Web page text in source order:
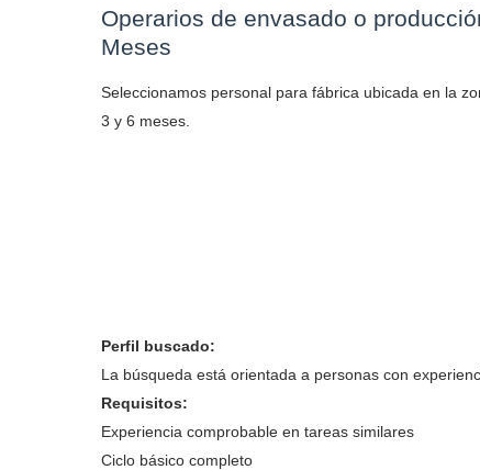
Operarios de envasado o
Meses
Seleccionamos personal para fábrica ubicada en la
3 y 6 meses.
Perfil buscado:
La búsqueda está orientada a personas con
Requisitos:
Experiencia comprobable en tareas similares
Ciclo básico completo